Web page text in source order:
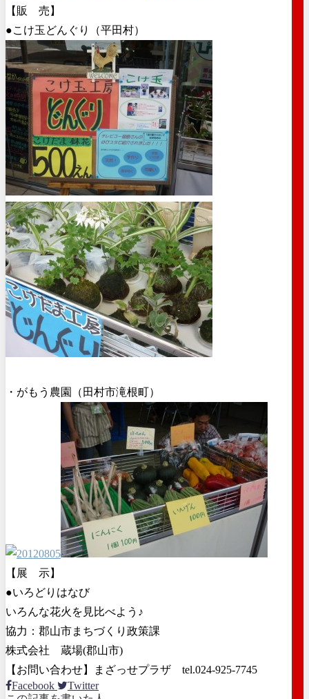
【販 売】
●こけ玉どんぐり（平田村）
・がもう農園（田村市滝根町）
【展 示】
●いろどりはなび
いろんな花火を見比べよう♪
協力：郡山市まちづくり政策課
株式会社 蔵場(郡山市)
【お問い合わせ】まざっせプラザ tel.024-925-7745
Facebook
Twitter